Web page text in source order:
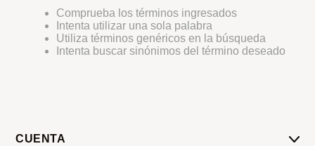
Comprueba los términos ingresados
Intenta utilizar una sola palabra
Utiliza términos genéricos en la búsqueda
Intenta buscar sinónimos del término deseado
CUENTA